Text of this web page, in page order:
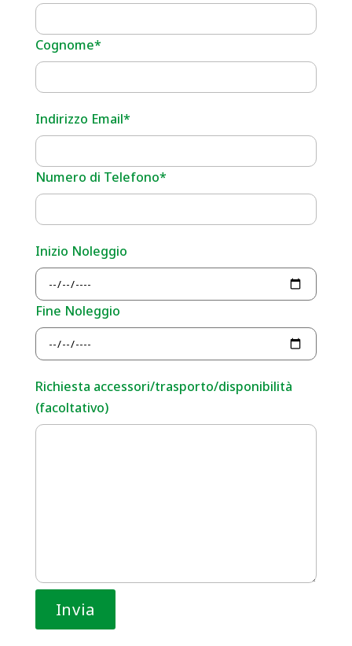
Cognome*
Indirizzo Email*
Numero di Telefono*
Inizio Noleggio
Fine Noleggio
Richiesta accessori/trasporto/disponibilità
(facoltativo)